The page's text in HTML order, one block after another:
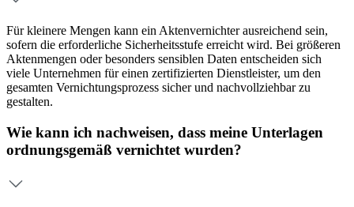
Für kleinere Mengen kann ein Aktenvernichter ausreichend sein,
sofern die erforderliche Sicherheitsstufe erreicht wird. Bei größeren
Aktenmengen oder besonders sensiblen Daten entscheiden sich
viele Unternehmen für einen zertifizierten Dienstleister, um den
gesamten Vernichtungsprozess sicher und nachvollziehbar zu
gestalten.
Wie kann ich nachweisen, dass meine Unterlagen
ordnungsgemäß vernichtet wurden?